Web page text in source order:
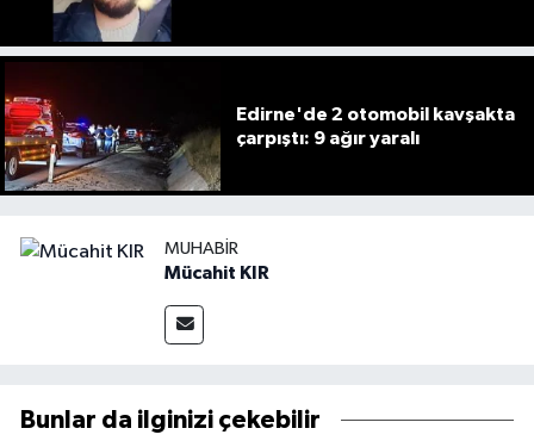
Edirne'de 2 otomobil kavşakta
çarpıştı: 9 ağır yaralı
MUHABIR
Mücahit KIR
Bunlar da ilginizi çekebilir